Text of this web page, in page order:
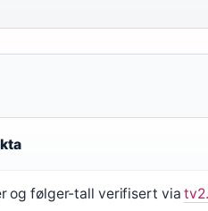
og følger-tall verifisert via